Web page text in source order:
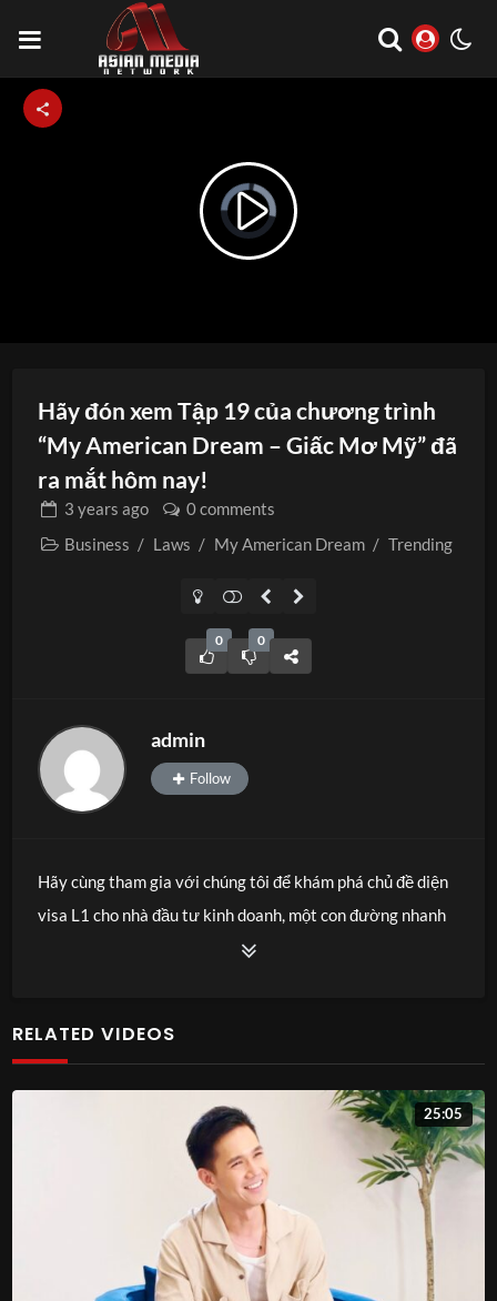
Video
Player
is
loading.
Play
Hãy đón xem Tập 19 của chương trình
“My American Dream – Giấc Mơ Mỹ” đã
ra mắt hôm nay!
3 years ago
0 comments
Business / Laws / My American Dream / Trending
0 0
admin
Follow
Hãy cùng tham gia với chúng tôi để khám phá chủ đề diện
visa L1 cho nhà đầu tư kinh doanh, một con đường nhanh
hơn để đạt được ước mơ Mỹ của bạn! 🇺🇸
Cập nhật thông tin mới nhất và lời khuyên chuyên nghiệp
về cách biến ước mơ Mỹ của bạn thành hiện thực.
Để được TƯ VẤN MIỄN PHÍ, vui lòng liên hệ với chúng tôi
qua số điện thoại 📞 559-606-4011 hoặc truy cập trang
web của chúng tôi tại 💻 www.TruelyWonder.com
RELATED VIDEOS
25:05